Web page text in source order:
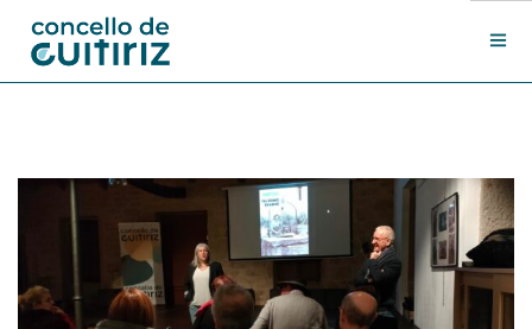
Departamentos
Novas
Contacto
Sede electrónica